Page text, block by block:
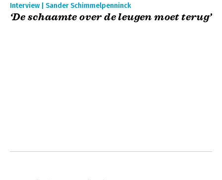
Interview | Sander Schimmelpenninck
‘De schaamte over de leugen moet terug’